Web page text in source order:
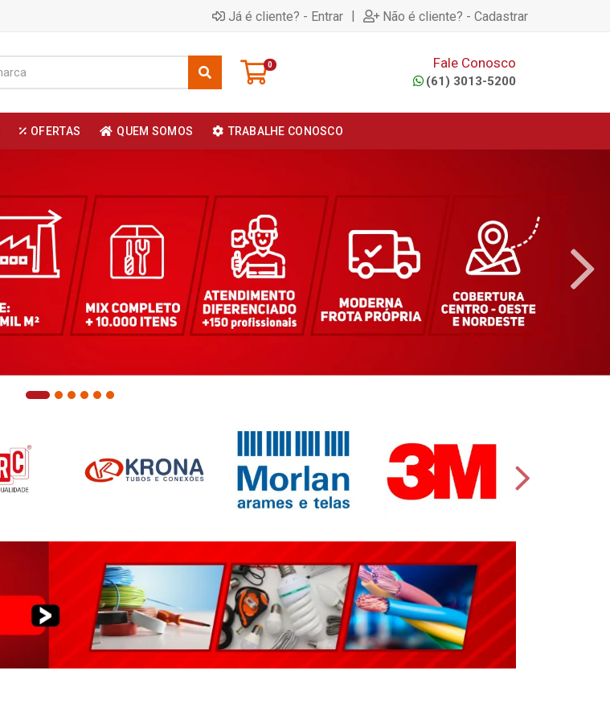
Já é cliente? - Entrar | Não é cliente? - Cadastrar
0 Fale Conosco
(61) 3013-5200
OFERTAS QUEM SOMOS TRABALHE CONOSCO